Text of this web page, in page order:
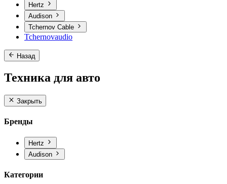
Hertz
Audison
Tchernov Cable
Tchernovaudio
Назад
Техника для авто
Закрыть
Бренды
Hertz
Audison
Категории